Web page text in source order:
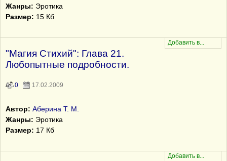
Жанры: Эротика
Размер: 15 Кб
"Магия Стихий": Глава 21.
Любопытные подробности.
0 17.02.2009
Автор: Аберина Т. М.
Жанры: Эротика
Размер: 17 Кб